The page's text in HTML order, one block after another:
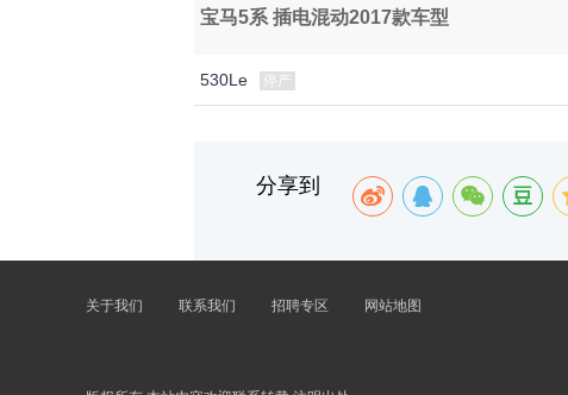
宝马5系 插电混动2017款车型
530Le 停产
分享到
关于我们 联系我们 招聘专区 网站地图